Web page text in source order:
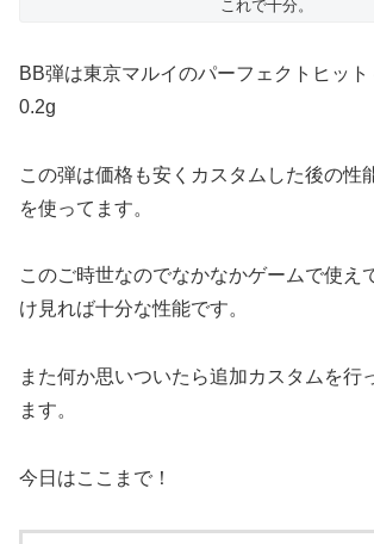
これで十分。
BB弾は東京マルイのパーフェクトヒッ
0.2g
この弾は価格も安くカスタムした後の性
を使ってます。
このご時世なのでなかなかゲームで使え
け見れば十分な性能です。
また何か思いついたら追加カスタムを行
ます。
今日はここまで！